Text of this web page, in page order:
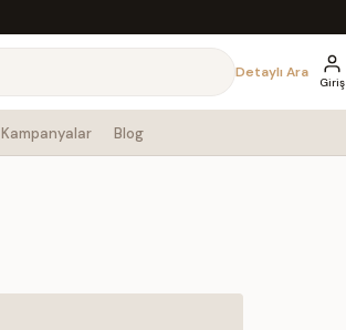
Detaylı Ara
Giriş
Kampanyalar Blog